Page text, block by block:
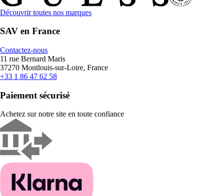
Découvrir toutes nos marques
SAV en France
Contactez-nous
11 rue Bernard Maris
37270 Montlouis-sur-Loire, France
+33 1 86 47 62 58
Paiement sécurisé
Achetez sur notre site en toute confiance